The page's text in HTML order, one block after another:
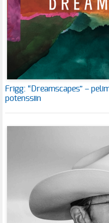
Frigg: “Dreamscapes” –
potenssiin